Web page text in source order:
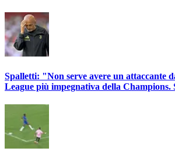
Spalletti: "Non serve avere un attaccante
League più impegnativa della Champions.